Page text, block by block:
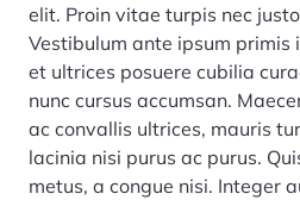
elit. Proin vitae turpis nec
Vestibulum ante ipsum primis
et ultrices posuere cubilia
nunc cursus accumsan.
ac convallis ultrices, mauris
lacinia nisi purus ac purus.
metus, a congue nisi. Integer